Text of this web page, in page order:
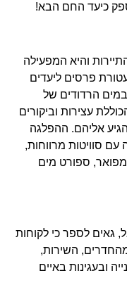
כיעד החם הבא!
בשוק התיירות והיא המפעילה
פרסים ליעדים
הרדודים של
עצירות וביקורים
אליהם. ההפלגה
עם סוויטות מרווחות,
ספורט מים
גאים לספר כי לקוחות
השירות,
ובעגינות באיים